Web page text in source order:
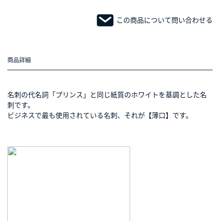
この商品について問い合わせる
商品詳細
名刺の代名詞「プリンス」と同じ紙質のホワイトを基調とした名
刺です。
ビジネスで最も使用されている名刺、それが【薄口】です。